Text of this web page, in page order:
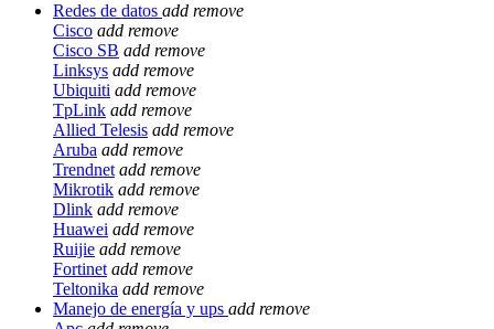
Redes de datos add remove
Cisco add remove
Cisco SB add remove
Linksys add remove
Ubiquiti add remove
TpLink add remove
Allied Telesis add remove
Aruba add remove
Trendnet add remove
Mikrotik add remove
Dlink add remove
Huawei add remove
Ruijie add remove
Fortinet add remove
Teltonika add remove
Manejo de energía y ups add remove